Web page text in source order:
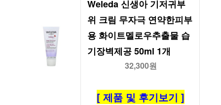
Weleda 신생아 기저귀부
위 크림 무자극 연약한피부
용 화이트멜로우추출물 습
기장벽제공 50ml 1개
32,300원
[ 제품 및 후기보기 ]